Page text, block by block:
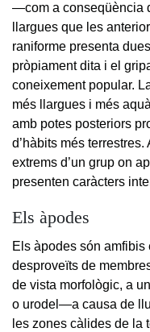
—com a conseqüència
llargues que les
raniforme presenta
pròpiament dita i el
coneixement popular.
més llargues i més
amb potes posteriors
d’hàbits més
extrems d’un grup on
presenten caràcters
Els àpodes
Els àpodes són
desproveïts de
de vista morfològic, a
o urodel—a causa de
les zones càlides de la